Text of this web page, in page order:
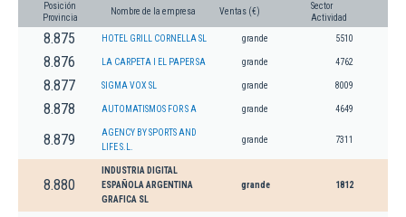
Posición
Provincia
Nombre de la empresa Ventas (€)
Sector
Actividad
8.875 HOTEL GRILL CORNELLA SL grande 5510
8.876 LA CARPETA I EL PAPER SA grande 4762
8.877 SIGMA VOX SL grande 8009
8.878 AUTOMATISMOS FOR S A grande 4649
8.879
AGENCY BY SPORTS AND
LIFE S.L.
grande 7311
8.880
INDUSTRIA DIGITAL
ESPAÑOLA ARGENTINA
GRAFICA SL
grande 1812